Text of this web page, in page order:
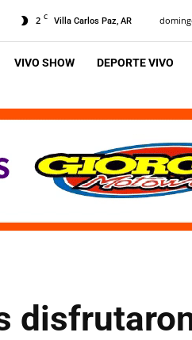
2 C Villa Carlos Paz, AR
VIVO SHOW DEPORTE VIVO